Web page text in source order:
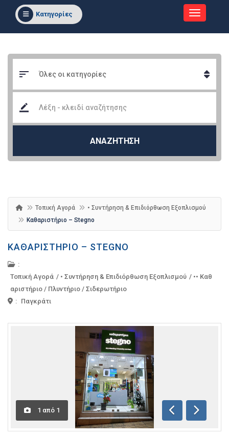
Κατηγορίες
ΑΝΑΖΗΤΗΣΗ
Τοπική Αγορά
• Συντήρηση & Επιδιόρθωση Εξοπλισμού
Καθαριστήριο – Stegno
ΚΑΘΑΡΙΣΤΉΡΙΟ – STEGNO
:
Τοπική Αγορά / • Συντήρηση & Επιδιόρθωση Εξοπλισμού / •• Καθ
αριστήριο / Πλυντήριο / Σιδερωτήριο
: Παγκράτι
1 από 1
Προηγούμενη
Επόμενη